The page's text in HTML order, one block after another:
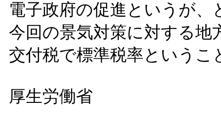
電子政府の促進というが
今回の景気対策に対する地
交付税で標準税率というこ
厚生労働省